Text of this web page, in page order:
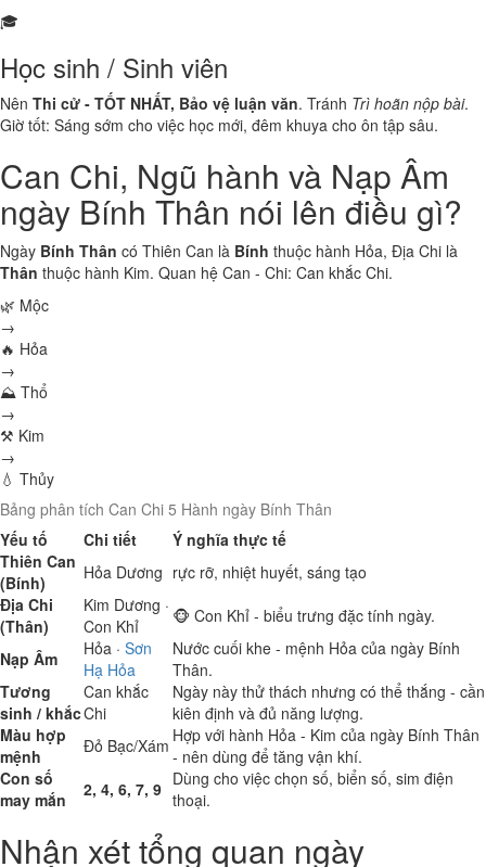
🎓
Học sinh / Sinh viên
Nên Thi cử - TỐT NHẤT, Bảo vệ luận văn. Tránh Trì hoãn nộp bài.
Giờ tốt: Sáng sớm cho việc học mới, đêm khuya cho ôn tập sâu.
Can Chi, Ngũ hành và Nạp Âm
ngày Bính Thân nói lên điều gì?
Ngày Bính Thân có Thiên Can là Bính thuộc hành Hỏa, Địa Chi là
Thân thuộc hành Kim. Quan hệ Can - Chi: Can khắc Chi.
🌿 Mộc
→
🔥 Hỏa
→
⛰ Thổ
→
⚒ Kim
→
💧 Thủy
Bảng phân tích Can Chi 5 Hành ngày Bính Thân
Yếu tố
Chi tiết
Ý nghĩa thực tế
Thiên Can
(Bính)
Hỏa Dương rực rỡ, nhiệt huyết, sáng tạo
Địa Chi
(Thân)
Kim Dương ·
Con Khỉ
🐵 Con Khỉ - biểu trưng đặc tính ngày.
Nạp Âm
Hỏa · Sơn
Hạ Hỏa
Nước cuối khe - mệnh Hỏa của ngày Bính
Thân.
Tương
sinh / khắc
Can khắc
Chi
Ngày này thử thách nhưng có thể thắng - cần
kiên định và đủ năng lượng.
Màu hợp
mệnh
Đỏ Bạc/Xám Hợp với hành Hỏa - Kim của ngày Bính Thân
- nên dùng để tăng vận khí.
Con số
may mắn
2, 4, 6, 7, 9 Dùng cho việc chọn số, biển số, sim điện
thoại.
Nhận xét tổng quan ngày